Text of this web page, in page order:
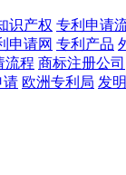
识产权 专利申请
申请网 专利产品
流程 商标注册公司
请 欧洲专利局 发